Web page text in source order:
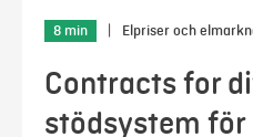
8 min Elpriser och
Contracts for
stödsystem